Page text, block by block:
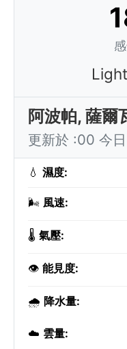
阿波帕, 薩爾
更新於 :00 今日
💧 濕度:
🌬️ 風速:
🌡️ 氣壓:
👁️ 能見度:
🌧️ 降水量:
☁️ 雲量: